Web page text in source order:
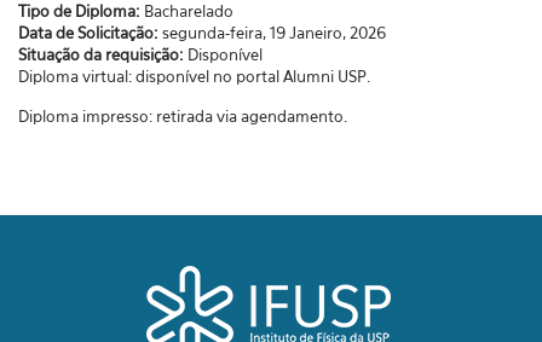
Tipo de Diploma: Bacharelado
Data de Solicitação: segunda-feira, 19 Janeiro, 2026
Situação da requisição: Disponível
Diploma virtual: disponível no portal Alumni USP.
Diploma impresso: retirada via agendamento.